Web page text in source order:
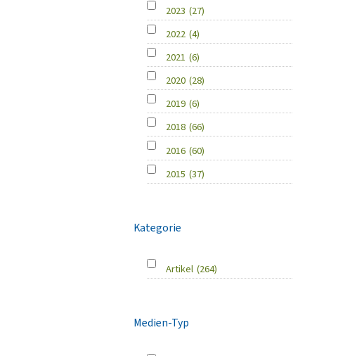
2023 (27)
2022 (4)
2021 (6)
2020 (28)
2019 (6)
2018 (66)
2016 (60)
2015 (37)
Kategorie
Artikel (264)
Medien-Typ